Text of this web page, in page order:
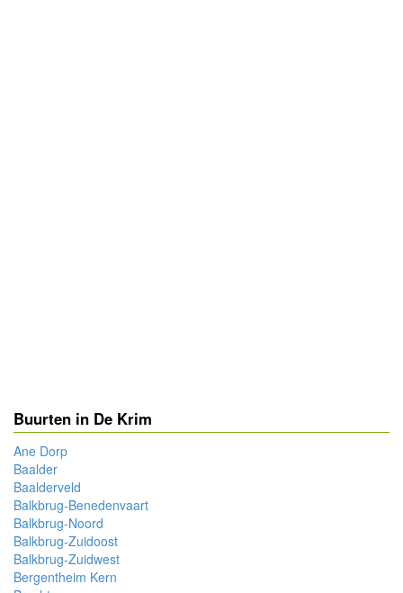
Buurten in De Krim
Ane Dorp
Baalder
Baalderveld
Balkbrug-Benedenvaart
Balkbrug-Noord
Balkbrug-Zuidoost
Balkbrug-Zuidwest
Bergentheim Kern